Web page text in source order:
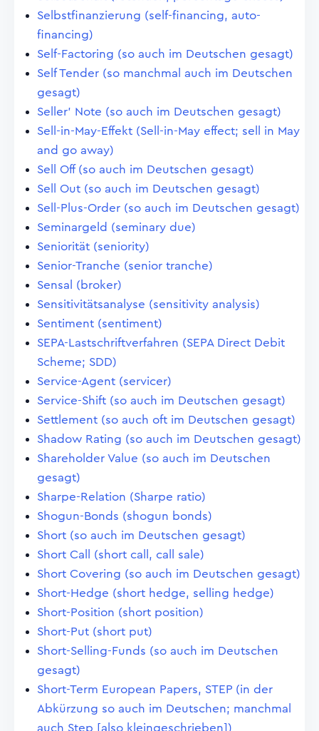
Selbstfinanzierung (self-financing, auto-
financing)
Self-Factoring (so auch im Deutschen gesagt)
Self Tender (so manchmal auch im Deutschen
gesagt)
Seller' Note (so auch im Deutschen gesagt)
Sell-in-May-Effekt (Sell-in-May effect; sell in May
and go away)
Sell Off (so auch im Deutschen gesagt)
Sell Out (so auch im Deutschen gesagt)
Sell-Plus-Order (so auch im Deutschen gesagt)
Seminargeld (seminary due)
Seniorität (seniority)
Senior-Tranche (senior tranche)
Sensal (broker)
Sensitivitätsanalyse (sensitivity analysis)
Sentiment (sentiment)
SEPA-Lastschriftverfahren (SEPA Direct Debit
Scheme; SDD)
Service-Agent (servicer)
Service-Shift (so auch im Deutschen gesagt)
Settlement (so auch oft im Deutschen gesagt)
Shadow Rating (so auch im Deutschen gesagt)
Shareholder Value (so auch im Deutschen
gesagt)
Sharpe-Relation (Sharpe ratio)
Shogun-Bonds (shogun bonds)
Short (so auch im Deutschen gesagt)
Short Call (short call, call sale)
Short Covering (so auch im Deutschen gesagt)
Short-Hedge (short hedge, selling hedge)
Short-Position (short position)
Short-Put (short put)
Short-Selling-Funds (so auch im Deutschen
gesagt)
Short-Term European Papers, STEP (in der
Abkürzung so auch im Deutschen; manchmal
auch Step [also kleingeschrieben])